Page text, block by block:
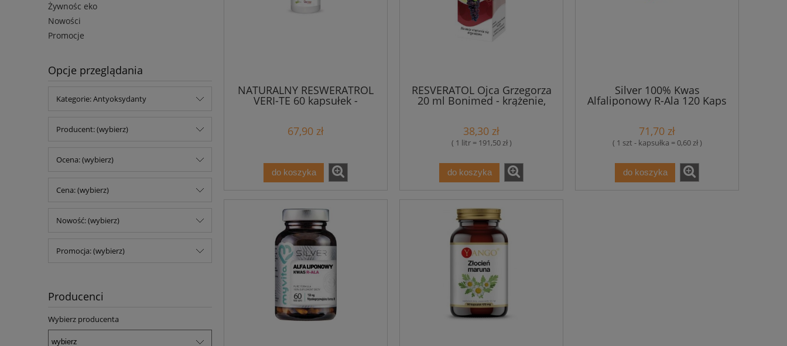
Żywnośc eko
Nowości
Promocje
Opcje przeglądania
Kategorie: Antyoksydanty
Producent: (wybierz)
Ocena: (wybierz)
Cena: (wybierz)
Nowość: (wybierz)
Promocja: (wybierz)
Producenci
Wybierz producenta
NATURALNY RESWERATROL
VERI-TE 60 kapsułek -
Medicaline Aliness
67,90 zł
do koszyka
RESVERATOL Ojca Grzegorza
20 ml Bonimed - krążenie,
38,30 zł
( 1 litr = 191,50 zł )
do koszyka
Silver 100% Kwas
Alfaliponowy R-Ala 120 Kaps
Myvita
71,70 zł
( 1 szt - kapsułka = 0,60 zł )
do koszyka